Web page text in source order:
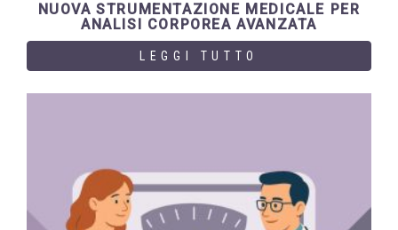
NUOVA STRUMENTAZIONE MEDICALE PER
ANALISI CORPOREA AVANZATA
LEGGI TUTTO